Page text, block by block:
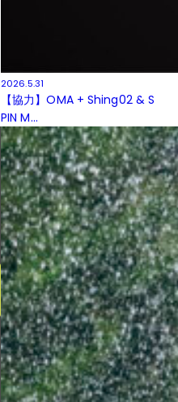
2026.5.31
【協力】OMA + Shing02 & S
PIN M...